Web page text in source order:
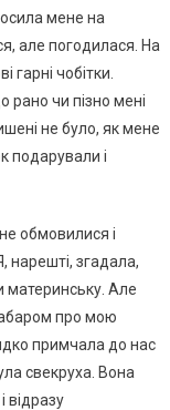
мене на
але погодилася. На
гарні чобітки.
чи пізно мені
не було, як мене
подарували і
обмовилися і
нарешті, згадала,
материнську. Але
про мою
примчала до нас
свекруха. Вона
відразу